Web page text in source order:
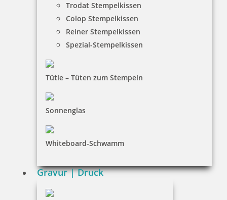
Trodat Stempelkissen
Colop Stempelkissen
Reiner Stempelkissen
Spezial-Stempelkissen
Tütle – Tüten zum Stempeln
Sonnenglas
Whiteboard-Schwamm
Gravur | Druck
Versandinformationen
Zahlungsbedingungen
Bestellhinweise
INFORMATIONEN
Impressum
Widerruf